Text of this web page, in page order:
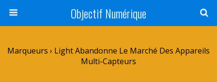
Objectif Numérique
Marqueurs › Light Abandonne Le Marché Des Appareils
Multi-Capteurs